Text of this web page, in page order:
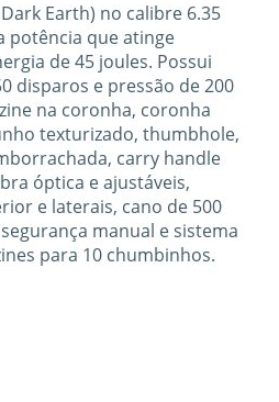
Earth) no calibre 6.35
potência que atinge
de 45 joules. Possui
disparos e pressão de 200
na coronha, coronha
texturizado, thumbhole,
carry handle
óptica e ajustáveis,
e laterais, cano de 500
manual e sistema
para 10 chumbinhos.